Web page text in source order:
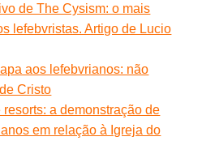
de The Cysism: o mais
lefebvristas. Artigo de Lucio
aos lefebvrianos: não
Cristo
a demonstração de
em relação à Igreja do